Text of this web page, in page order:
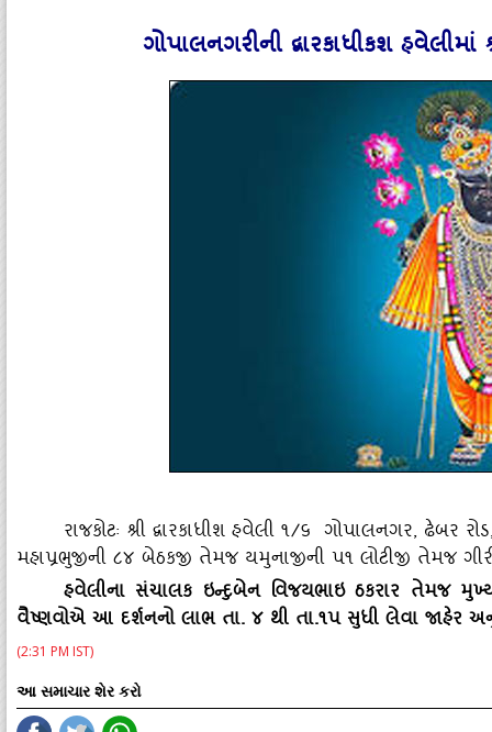
ગોપાલનગરીની દ્વારકાધીકશ હવેલીમાં
રાજકોટઃ શ્રી દ્વારકાધીશ હવેલી ૧/૬ ગોપાલનગર, ઢેબર
મહાપ્રભુજીની ૮૪ બેઠકજી તેમજ યમુનાજીની પ૧ લોટીજી તેમજ
હવેલીના સંચાલક ઇન્‍દુબેન વિજયભાઇ ઠકરાર તેમજ
વૈષ્‍ણવોએ આ દર્શનનો લાભ તા. ૪ થી તા.૧પ સુધી લેવા જાહેર
(2:31 PM IST)
આ સમાચાર શેર કરો